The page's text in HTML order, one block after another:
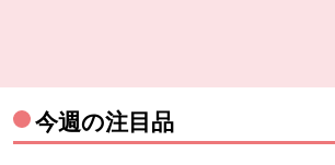
今週の注目品